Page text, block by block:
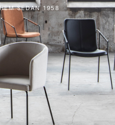
SEDAN 1958